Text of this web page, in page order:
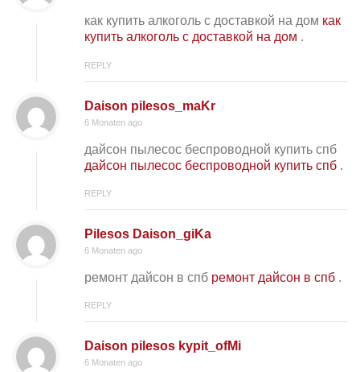
как купить алкоголь с доставкой на дом как
купить алкоголь с доставкой на дом .
REPLY
Daison pilesos_maKr
6 Monaten ago
дайсон пылесос беспроводной купить спб
дайсон пылесос беспроводной купить спб .
REPLY
Pilesos Daison_giKa
6 Monaten ago
ремонт дайсон в спб ремонт дайсон в спб .
REPLY
Daison pilesos kypit_ofMi
6 Monaten ago